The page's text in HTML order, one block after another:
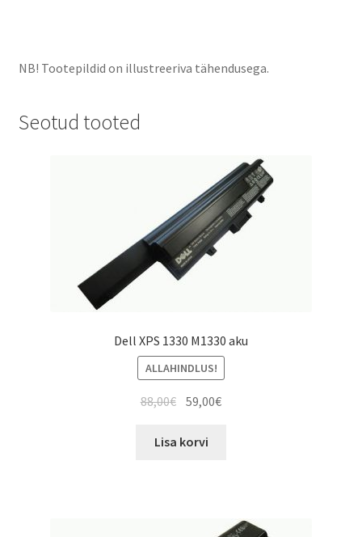
NB! Tootepildid on illustreeriva tähendusega.
Seotud tooted
Dell XPS 1330 M1330 aku
ALLAHINDLUS!
88,00€ Algne
oli:
59,00€Current
Lisa korvi